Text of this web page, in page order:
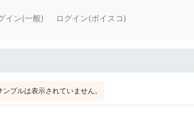
イン(一般) ログイン(ボイスコ)
プルは表示されていません。